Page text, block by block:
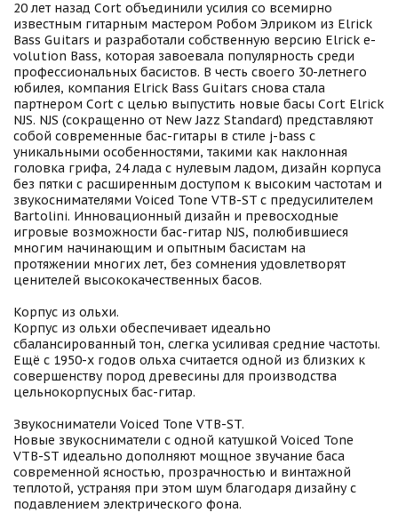
20 лет назад Cort объединили усилия со всемирно
известным гитарным мастером Робом Элриком из Elrick
Bass Guitars и разработали собственную версию Elrick e-
volution Bass, которая завоевала популярность среди
профессиональных басистов. В честь своего 30-летнего
юбилея, компания Elrick Bass Guitars снова стала
партнером Cort с целью выпустить новые басы Cort Elrick
NJS. NJS (сокращенно от New Jazz Standard) представляют
собой современные бас-гитары в стиле j-bass с
уникальными особенностями, такими как наклонная
головка грифа, 24 лада с нулевым ладом, дизайн корпуса
без пятки с расширенным доступом к высоким частотам и
звукоснимателями Voiced Tone VTB-ST с предусилителем
Bartolini. Инновационный дизайн и превосходные
игровые возможности бас-гитар NJS, полюбившиеся
многим начинающим и опытным басистам на
протяжении многих лет, без сомнения удовлетворят
ценителей высококачественных басов.
Корпус из ольхи.
Корпус из ольхи обеспечивает идеально
сбалансированный тон, слегка усиливая средние частоты.
Ещё с 1950-х годов ольха считается одной из близких к
совершенству пород древесины для производства
цельнокорпусных бас-гитар.
Звукосниматели Voiced Tone VTB-ST.
Новые звукосниматели с одной катушкой Voiced Tone
VTB-ST идеально дополняют мощное звучание баса
современной ясностью, прозрачностью и винтажной
теплотой, устраняя при этом шум благодаря дизайну с
подавлением электрического фона.